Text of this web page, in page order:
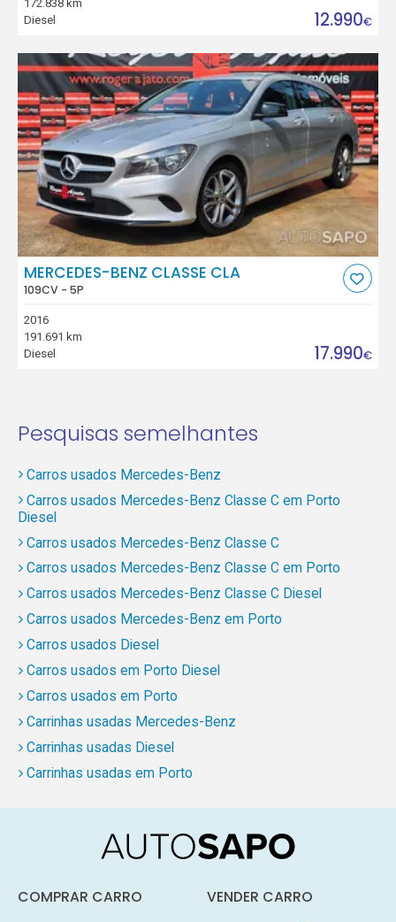
172.838 km
Diesel
12.990€
MERCEDES-BENZ CLASSE CLA
109CV - 5P
2016
191.691 km
Diesel
17.990€
Pesquisas semelhantes
Carros usados Mercedes-Benz
Carros usados Mercedes-Benz Classe C em Porto
Diesel
Carros usados Mercedes-Benz Classe C
Carros usados Mercedes-Benz Classe C em Porto
Carros usados Mercedes-Benz Classe C Diesel
Carros usados Mercedes-Benz em Porto
Carros usados Diesel
Carros usados em Porto Diesel
Carros usados em Porto
Carrinhas usadas Mercedes-Benz
Carrinhas usadas Diesel
Carrinhas usadas em Porto
COMPRAR CARRO VENDER CARRO